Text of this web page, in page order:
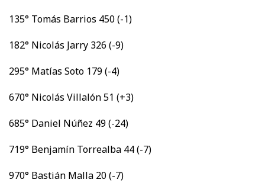
135° Tomás Barrios 450 (-1)
182° Nicolás Jarry 326 (-9)
295° Matías Soto 179 (-4)
670° Nicolás Villalón 51 (+3)
685° Daniel Núñez 49 (-24)
719° Benjamín Torrealba 44 (-7)
970° Bastián Malla 20 (-7)